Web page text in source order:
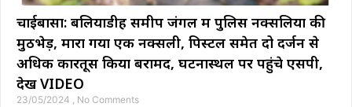
चाईबासा: बलियाडीह समीप जंगल में पुलिस नक्सलियों की
मुठभेड़, मारा गया एक नक्सली, पिस्टल समेत दो दर्जन से
अधिक कारतूस किया बरामद, घटनास्थल पर पहुंचे एसपी,
देखें VIDEO
23/05/2024 No Comments